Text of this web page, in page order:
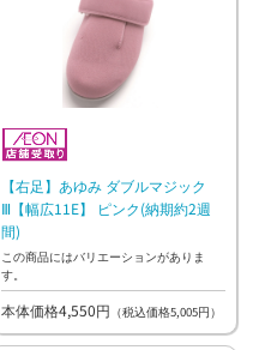
【右足】あゆみ ダブルマジック
Ⅲ【幅広11E】 ピンク(納期約2週
間)
この商品にはバリエーションがありま
す。
本体価格4,550円 （税込価格5,005円）